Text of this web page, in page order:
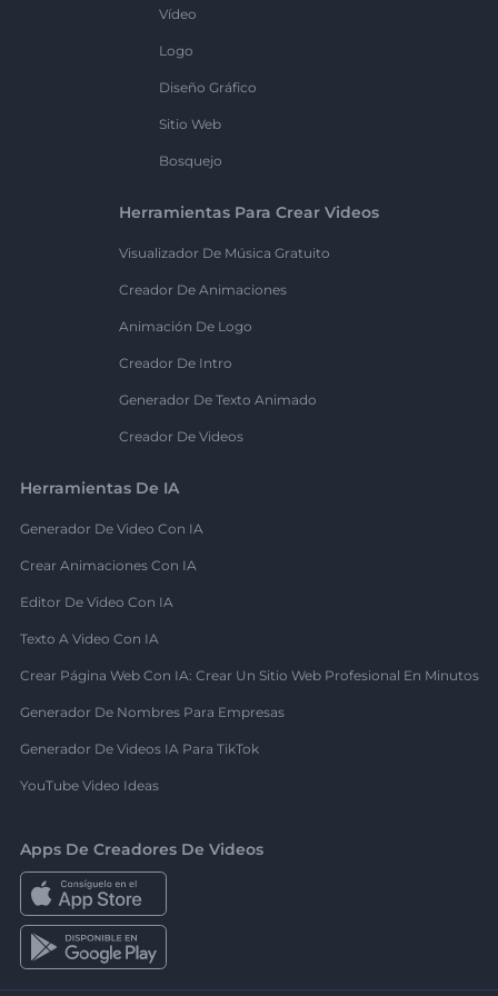
Vídeo
Logo
Diseño Gráfico
Sitio Web
Bosquejo
Herramientas Para Crear Videos
Visualizador De Música Gratuito
Creador De Animaciones
Animación De Logo
Creador De Intro
Generador De Texto Animado
Creador De Videos
Herramientas De IA
Generador De Video Con IA
Crear Animaciones Con IA
Editor De Video Con IA
Texto A Video Con IA
Crear Página Web Con IA: Crear Un Sitio Web Profesional En Minutos
Generador De Nombres Para Empresas
Generador De Videos IA Para TikTok
YouTube Video Ideas
Apps De Creadores De Videos